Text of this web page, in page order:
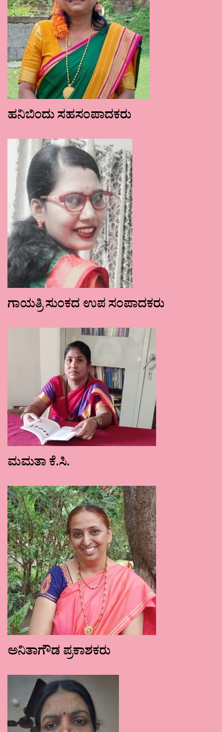
ಹನಿಬಿಂದು ಸಹಸಂಪಾದಕರು
ಗಾಯತ್ರಿ ಸುಂಕದ ಉಪ ಸಂಪಾದಕರು
ಮಮತಾ ಕೆ.ಸಿ.
ಅನಿತಾಗೌಡ ಪ್ರಕಾಶಕರು